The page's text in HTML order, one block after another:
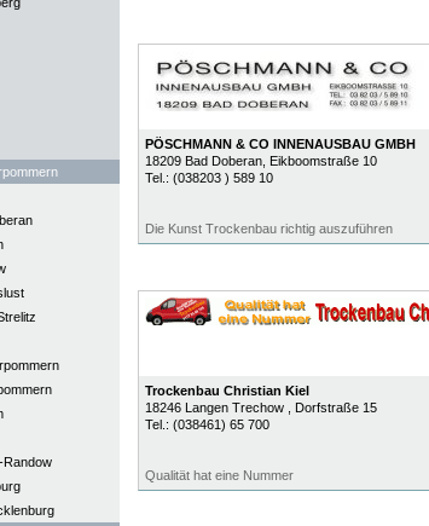
PÖSCHMANN & CO INNENAUSBAU GMBH
18209 Bad Doberan, Eikboomstraße 10
Tel.: (038203 ) 589 10
Die Kunst Trockenbau richtig auszuführen
Trockenbau Christian Kiel
18246 Langen Trechow
, Dorfstraße 15
Tel.: (038461) 65 700
Qualität hat eine Nummer